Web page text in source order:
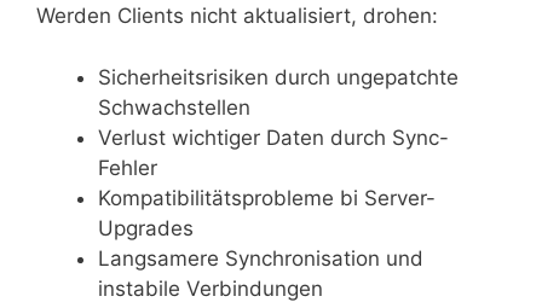
Werden Clients nicht aktualisiert, drohen:
Sicherheitsrisiken durch ungepatchte
Schwachstellen
Verlust wichtiger Daten durch Sync-
Fehler
Kompatibilitätsprobleme bi Server-
Upgrades
Langsamere Synchronisation und
instabile Verbindungen